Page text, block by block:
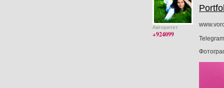
Авторитет
+924099